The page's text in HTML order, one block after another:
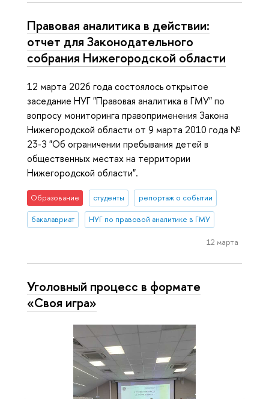
Правовая аналитика в действии:
отчет для Законодательного
собрания Нижегородской области
12 марта 2026 года состоялось открытое
заседание НУГ "Правовая аналитика в ГМУ" по
вопросу мониторинга правоприменения Закона
Нижегородской области от 9 марта 2010 года №
23-З "Об ограничении пребывания детей в
общественных местах на территории
Нижегородской области".
Образование студенты репортаж о событии
бакалавриат НУГ по правовой аналитике в ГМУ
12 марта
Уголовный процесс в формате
«Своя игра»